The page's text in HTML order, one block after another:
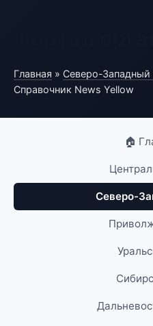
Главная » Северо-Западный
Справочник News Yellow
🏠
Северо-